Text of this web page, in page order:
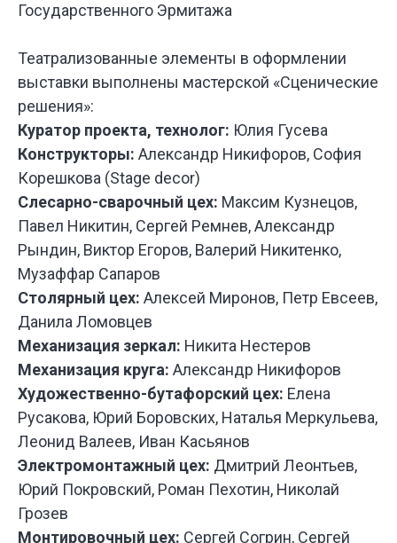
И
Государственного Эрмитажа
Театрализованные элементы в оформлении
выставки выполнены мастерской «Сценические
решения»:
Куратор проекта, технолог: Юлия Гусева
Конструкторы: Александр Никифоров, София
Корешкова (Stage decor)
Слесарно-сварочный цех: Максим Кузнецов,
Павел Никитин, Сергей Ремнев, Александр
Рындин, Виктор Егоров, Валерий Никитенко,
Музаффар Сапаров
Столярный цех: Алексей Миронов, Петр Евсеев,
Данила Ломовцев
Механизация зеркал: Никита Нестеров
Механизация круга: Александр Никифоров
Художественно-бутафорский цех: Елена
Русакова, Юрий Боровских, Наталья Меркульева,
Леонид Валеев, Иван Касьянов
Электромонтажный цех: Дмитрий Леонтьев,
Юрий Покровский, Роман Пехотин, Николай
Грозев
Монтировочный цех: Сергей Согрин, Сергей